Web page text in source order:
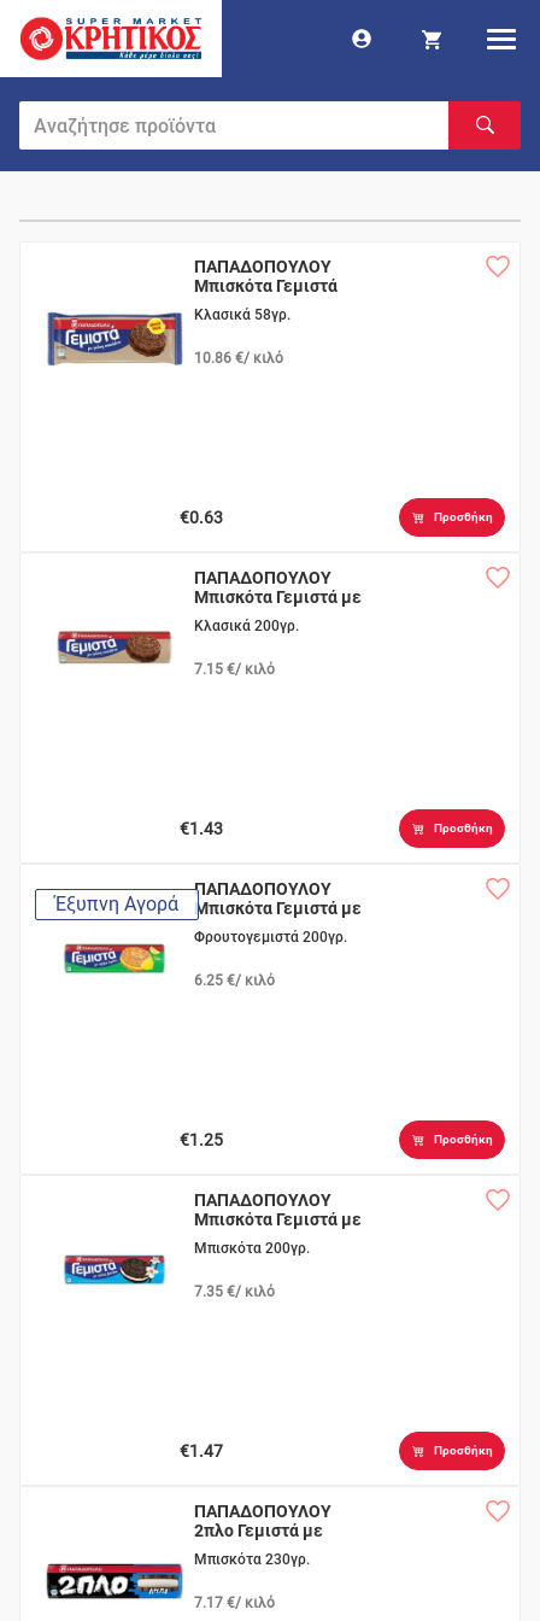
ΠΑΠΑΔΟΠΟΥΛΟΥ
Μπισκότα Γεμιστά
Σοκολάτα
Κλασικά 58γρ.
10.86 €/ κιλό
€0.63 Προσθήκη
ΠΑΠΑΔΟΠΟΥΛΟΥ
Μπισκότα Γεμιστά με
Σοκολάτα
Κλασικά 200γρ.
7.15 €/ κιλό
€1.43 Προσθήκη
Έξυπνη Αγορά
ΠΑΠΑΔΟΠΟΥΛΟΥ
Μπισκότα Γεμιστά με
Λεμόνι
Φρουτογεμιστά 200γρ.
6.25 €/ κιλό
€1.25 Προσθήκη
ΠΑΠΑΔΟΠΟΥΛΟΥ
Μπισκότα Γεμιστά με
Βανίλια
Μπισκότα 200γρ.
7.35 €/ κιλό
€1.47 Προσθήκη
ΠΑΠΑΔΟΠΟΥΛΟΥ
2πλο Γεμιστά με
Κρέμα
Μπισκότα 230γρ.
7.17 €/ κιλό